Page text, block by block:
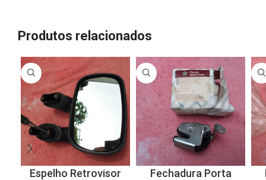
Produtos relacionados
Espelho Retrovisor
Fechadura Porta